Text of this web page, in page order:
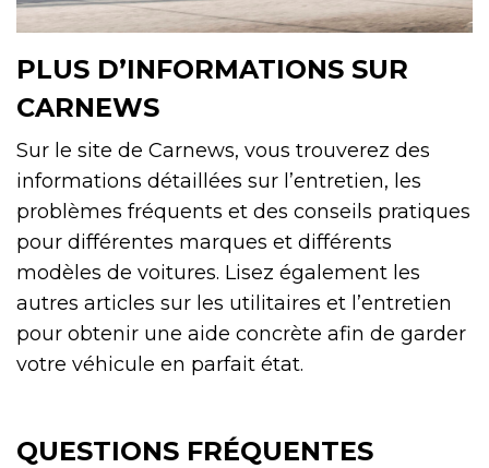
PLUS D’INFORMATIONS SUR
CARNEWS
Sur le site de Carnews, vous trouverez des
informations détaillées sur l’entretien, les
problèmes fréquents et des conseils pratiques
pour différentes marques et différents
modèles de voitures. Lisez également les
autres articles sur les utilitaires et l’entretien
pour obtenir une aide concrète afin de garder
votre véhicule en parfait état.
QUESTIONS FRÉQUENTES